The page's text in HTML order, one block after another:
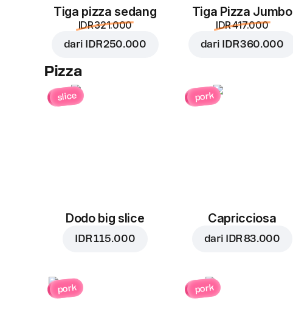
Tiga pizza sedang
IDR 321.000
dari IDR 250.000
Tiga Pizza Jumbo
IDR 417.000
dari IDR 360.000
Pizza
slice
Dodo big slice
IDR 115.000
pork
Capricciosa
dari IDR 83.000
pork pork